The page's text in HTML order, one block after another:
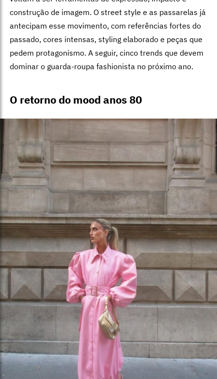
construção de imagem. O street style e as passarelas já
antecipam esse movimento, com referências fortes do
passado, cores intensas, styling elaborado e peças que
pedem protagonismo. A seguir, cinco trends que devem
dominar o guarda-roupa fashionista no próximo ano.
O retorno do mood anos 80